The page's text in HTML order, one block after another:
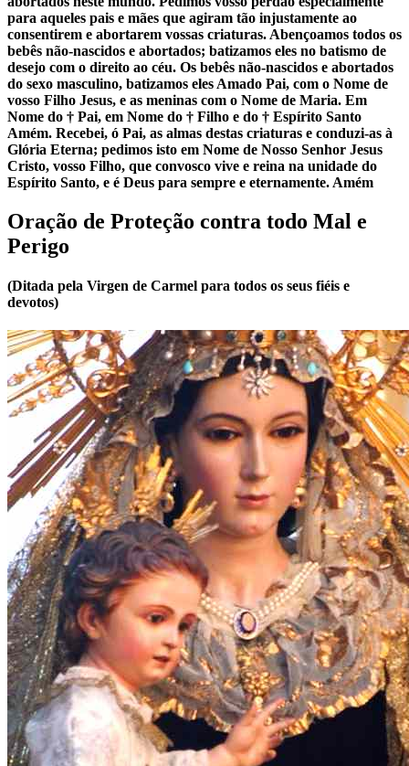
para aqueles pais e mães que agiram tão injustamente ao
consentirem e abortarem vossas criaturas. Abençoamos todos os
bebês não-nascidos e abortados; batizamos eles no batismo de
desejo com o direito ao céu. Os bebês não-nascidos e abortados
do sexo masculino, batizamos eles Amado Pai, com o Nome de
vosso Filho Jesus, e as meninas com o Nome de Maria. Em
Nome do † Pai, em Nome do † Filho e do † Espírito Santo
Amém. Recebei, ó Pai, as almas destas criaturas e conduzi-as à
Glória Eterna; pedimos isto em Nome de Nosso Senhor Jesus
Cristo, vosso Filho, que convosco vive e reina na unidade do
Espírito Santo, e é Deus para sempre e eternamente. Amém
Oração de Proteção contra todo Mal e
Perigo
(Ditada pela Virgen de Carmel para todos os seus fiéis e
devotos)